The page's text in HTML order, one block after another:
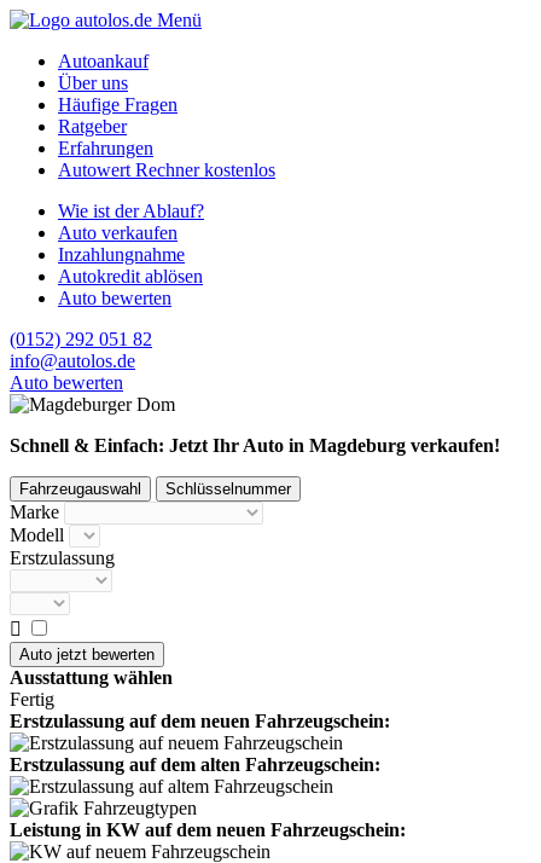
Menü
Autoankauf
Über uns
Häufige Fragen
Ratgeber
Erfahrungen
Autowert Rechner kostenlos
Wie ist der Ablauf?
Auto verkaufen
Inzahlungnahme
Autokredit ablösen
Auto bewerten
(0152) 292 051 82
info@autolos.de
Auto bewerten
Schnell & Einfach: Jetzt Ihr Auto in Magdeburg verkaufen!
Fahrzeugauswahl Schlüsselnummer
Marke
Modell
Erstzulassung

Ausstattung wählen
Fertig
Erstzulassung auf dem neuen Fahrzeugschein:
Erstzulassung auf dem alten Fahrzeugschein:
Leistung in KW auf dem neuen Fahrzeugschein: